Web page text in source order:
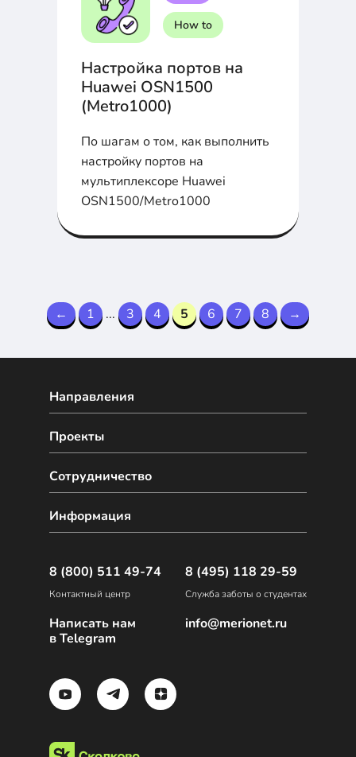
How to
Настройка портов на
Huawei OSN1500
(Metro1000)
По шагам о том, как выполнить
настройку портов на
мультиплексоре Huawei
OSN1500/Metro1000
← 1 ... 3 4 5 6 7 8 →
Направления
Сотрудничество
Проекты
Информация
8 (800) 511 49-74
Контактный центр
Написать нам
в Telegram
8 (495) 118 29-59
Служба заботы о студентах
info@merionet.ru